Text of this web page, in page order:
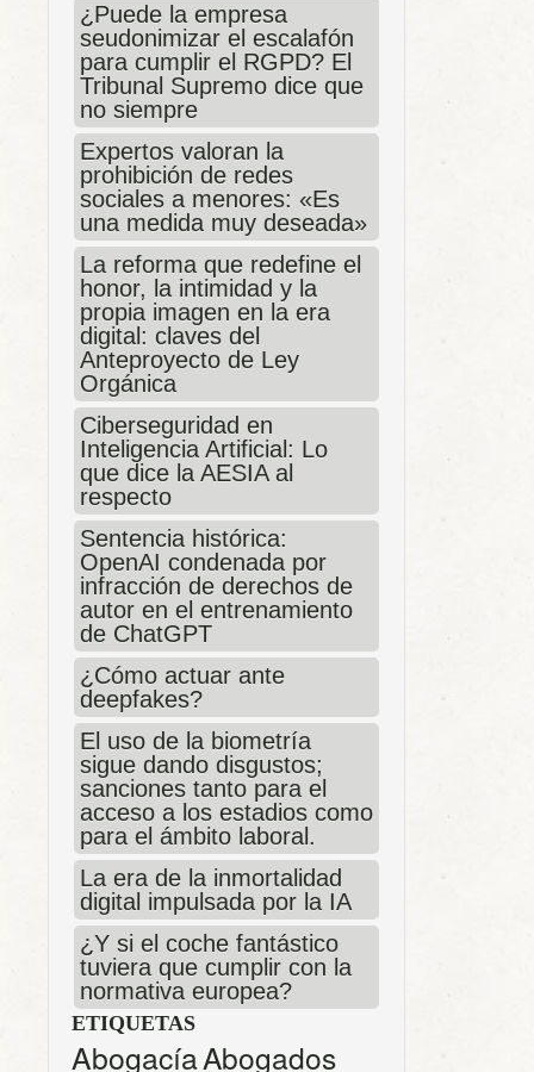
¿Puede la empresa
seudonimizar el escalafón
para cumplir el RGPD? El
Tribunal Supremo dice que
no siempre
Expertos valoran la
prohibición de redes
sociales a menores: «Es
una medida muy deseada»
La reforma que redefine el
honor, la intimidad y la
propia imagen en la era
digital: claves del
Anteproyecto de Ley
Orgánica
Ciberseguridad en
Inteligencia Artificial: Lo
que dice la AESIA al
respecto
Sentencia histórica:
OpenAI condenada por
infracción de derechos de
autor en el entrenamiento
de ChatGPT
¿Cómo actuar ante
deepfakes?
El uso de la biometría
sigue dando disgustos;
sanciones tanto para el
acceso a los estadios como
para el ámbito laboral.
La era de la inmortalidad
digital impulsada por la IA
¿Y si el coche fantástico
tuviera que cumplir con la
normativa europea?
ETIQUETAS
AbogacíaAbogados